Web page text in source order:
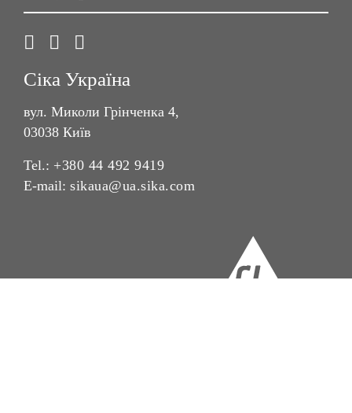
Сіка Україна
вул. Миколи Грінченка 4,
03038 Київ
Tel.: +380 44 492 9419
E-mail: sikaua@ua.sika.com